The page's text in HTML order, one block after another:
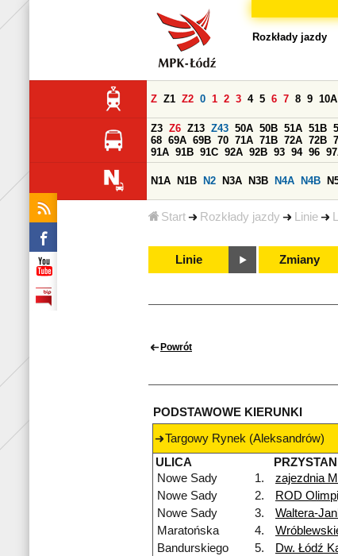
Start Rozkłady jazdy Linie
Rozkłady jazdy
Z Z1 Z2 0 1 2 3 4 5 6 7 8 9 10A
Z3 Z6 Z13 Z43 50A 50B 51A 51B
68 69A 69B 70 71A 71B 72A 72B
91A 91B 91C 92A 92B 93 94 96
N1A N1B N2 N3A N3B N4A N4B
Linie Zmiany
Powrót
PODSTAWOWE KIERUNKI
Targowy Rynek (Aleksandrów)
ULICA
Nowe Sady
1. zajezdnia
Nowe Sady
2. ROD
Nowe Sady
3. Waltera-
Maratońska
4.
Bandurskiego
5. Dw. Łódź